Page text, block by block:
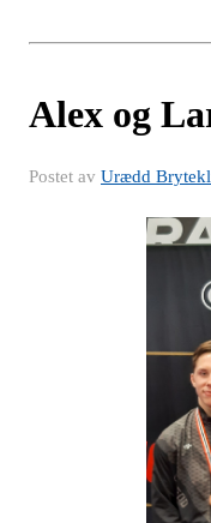
Alex og
Postet av Urædd